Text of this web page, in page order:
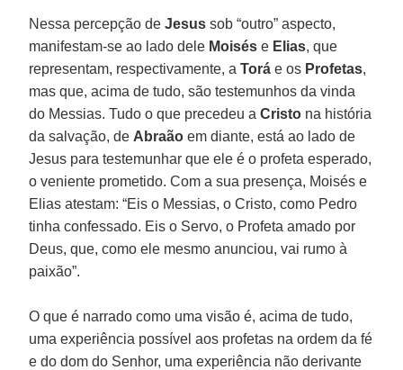
Nessa percepção deJesus sob “outro” aspecto,
manifestam-se ao lado dele Moisés e Elias, que
representam, respectivamente, aTorá e os Profetas,
mas que, acima de tudo, são testemunhos da vinda
do Messias. Tudo o que precedeu aCristo na história
da salvação, de Abraão em diante, está ao lado de
Jesus para testemunhar que ele é o profeta esperado,
o veniente prometido. Com a sua presença, Moisés e
Elias atestam: “Eis o Messias, o Cristo, como Pedro
tinha confessado. Eis o Servo, o Profeta amado por
Deus, que, como ele mesmo anunciou, vai rumo à
paixão”.
O que é narrado como uma visão é, acima de tudo,
uma experiência possível aos profetas na ordem da fé
e do dom do Senhor, uma experiência não derivante